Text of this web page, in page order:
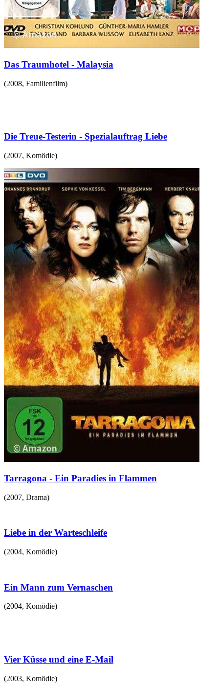
Das Traumhotel - Malaysia
(2008, Familienfilm)
Die Treue-Testerin - Spezialauftrag Liebe
(2007, Komödie)
Tarragona - Ein Paradies in Flammen
(2007, Drama)
Liebe in der Warteschleife
(2004, Komödie)
Ein Mann zum Vernaschen
(2004, Komödie)
Vier Küsse und eine E-Mail
(2003, Komödie)